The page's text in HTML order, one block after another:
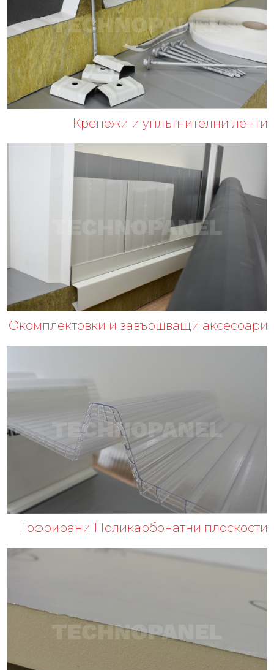
Крепежи и уплътнителни ленти
Окомплектовки и завършващи аксесоари
Гофрирани Поликарбонатни плоскости